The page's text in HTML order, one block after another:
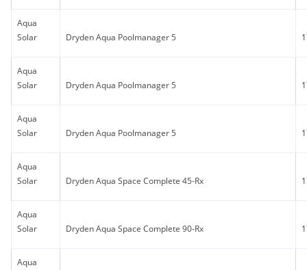
Aqua
Solar
Dryden Aqua Poolmanager 5
Aqua
Solar
Dryden Aqua Poolmanager 5
Aqua
Solar
Dryden Aqua Poolmanager 5
Aqua
Solar
Dryden Aqua Space Complete 45-Rx
Aqua
Solar
Dryden Aqua Space Complete 90-Rx
Aqua